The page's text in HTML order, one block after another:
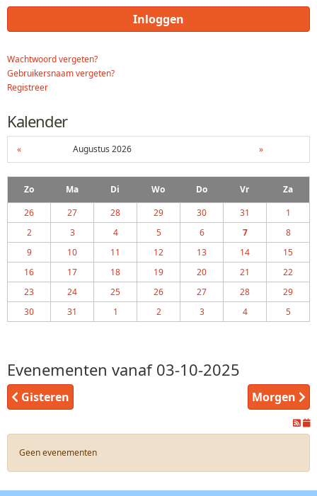
Inloggen
Wachtwoord vergeten?
Gebruikersnaam vergeten?
Registreer
Kalender
« Augustus 2026 »
Zo Ma Di Wo Do Vr
Za
26
27 28 29 30 31
1
2
3 4 5 6 7
8
9
10 11 12 13 14
15
16
17 18 19 20 21
22
23
24 25 26 27 28
29
30
31 1 2 3 4 5
Evenementen vanaf 03-10-2025
Gisteren Morgen
Geen evenementen